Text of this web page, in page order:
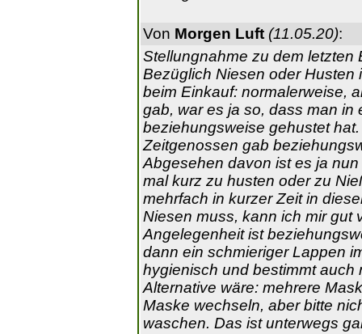
Von Morgen Luft (11.05.20):
Stellungnahme zu dem letzten
Bezüglich Niesen oder Husten
beim Einkauf: normalerweise,
gab, war es ja so, dass man in
beziehungsweise gehustet
Zeitgenossen gab
Abgesehen davon ist es ja
mal kurz zu husten oder zu
mehrfach in kurzer Zeit in
Niesen muss, kann ich mir gut
Angelegenheit ist
dann ein schmieriger Lappen
hygienisch und bestimmt auch
Alternative wäre: mehrere
Maske wechseln, aber bitte
waschen. Das ist unterwegs